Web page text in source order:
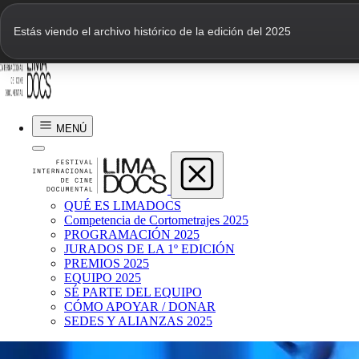
Estás viendo el archivo histórico de la edición del 2025
MENÚ
QUÉ ES LIMADOCS
Competencia de Cortometrajes 2025
PROGRAMACIÓN 2025
JURADOS DE LA 1º EDICIÓN
PREMIOS 2025
EQUIPO 2025
SÉ PARTE DEL EQUIPO
CÓMO APOYAR / DONAR
SEDES Y ALIANZAS 2025
Daniela Asti
LA PRIMERA VEZ QUE VI LA TIERRA
2021 | 6 min | Perú